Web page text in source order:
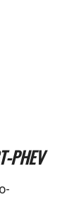
PHEV